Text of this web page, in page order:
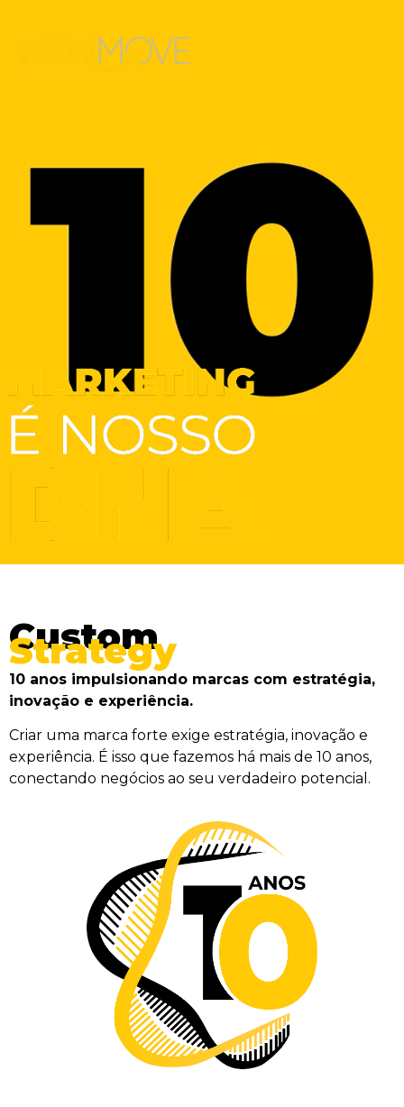
Custom
Strategy
10 anos impulsionando marcas com estratégia,
inovação e experiência.
Criar uma marca forte exige estratégia, inovação e
experiência. É isso que fazemos há mais de 10 anos,
conectando negócios ao seu verdadeiro potencial.